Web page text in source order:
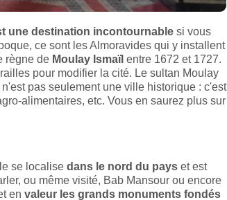
une destination incontournable si vous
ce sont les Almoravides qui y installent
règne de Moulay Ismaïl entre 1672 et 1727.
pour modifier la cité. Le sultan Moulay
pas seulement une ville historique : c'est
alimentaires, etc. Vous en saurez plus sur
se localise dans le nord du pays et est
ou même visité, Bab Mansour ou encore
en valeur les grands monuments fondés